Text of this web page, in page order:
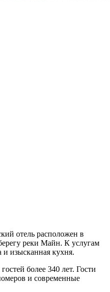
отель расположен в
реки Майн. К услугам
и изысканная кухня.
более 340 лет. Гости
и современные